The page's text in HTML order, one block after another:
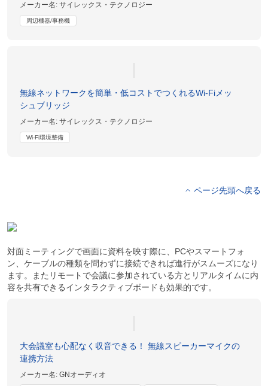
メーカー名:サイレックス・テクノロジー
周辺機器/事務機
無線ネットワークを簡単・低コストでつくれるWi-Fiメッ
シュブリッジ
メーカー名:サイレックス・テクノロジー
Wi-Fi環境整備
ページ先頭へ戻る
対面ミーティングで画面に資料を映す際に、PCやスマートフォ
ン、ケーブルの種類を問わずに接続できれば進行がスムーズになり
ます。またリモートで会議に参加されている方とリアルタイムに内
容を共有できるインタラクティブボードも効果的です。
大会議室も心配なく収音できる！ 無線スピーカーマイクの
連携方法
メーカー名:GNオーディオ